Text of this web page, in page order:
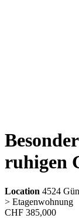
ruhigen
Location 4524
> Etagenwohnung
CHF 385,000